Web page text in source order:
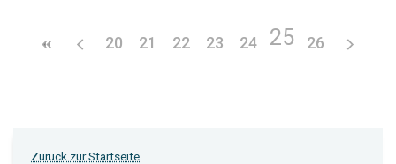
20 21 22 23 24 25 26
Zurück zur Startseite